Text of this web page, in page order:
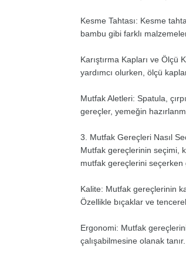
Kesme Tahtası: Kesme
bambu gibi farklı
Karıştırma Kapları ve Ölçü
yardımcı olurken, ölçü
Mutfak Aletleri: Spatula,
gereçler, yemeğin
3. Mutfak Gereçleri Nasıl
Mutfak gereçlerinin seçimi,
mutfak gereçlerini seçerken
Kalite: Mutfak gereçlerinin
Özellikle bıçaklar ve
Ergonomi: Mutfak
çalışabilmesine olanak